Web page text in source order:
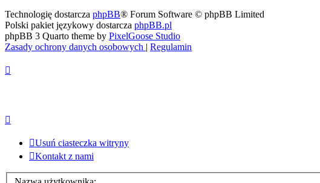
Technologię dostarcza phpBB® Forum Software © phpBB Limited
Polski pakiet językowy dostarcza phpBB.pl
phpBB 3 Quarto theme by PixelGoose Studio
Zasady ochrony danych osobowych | Regulamin
Usuń ciasteczka witryny
Kontakt z nami